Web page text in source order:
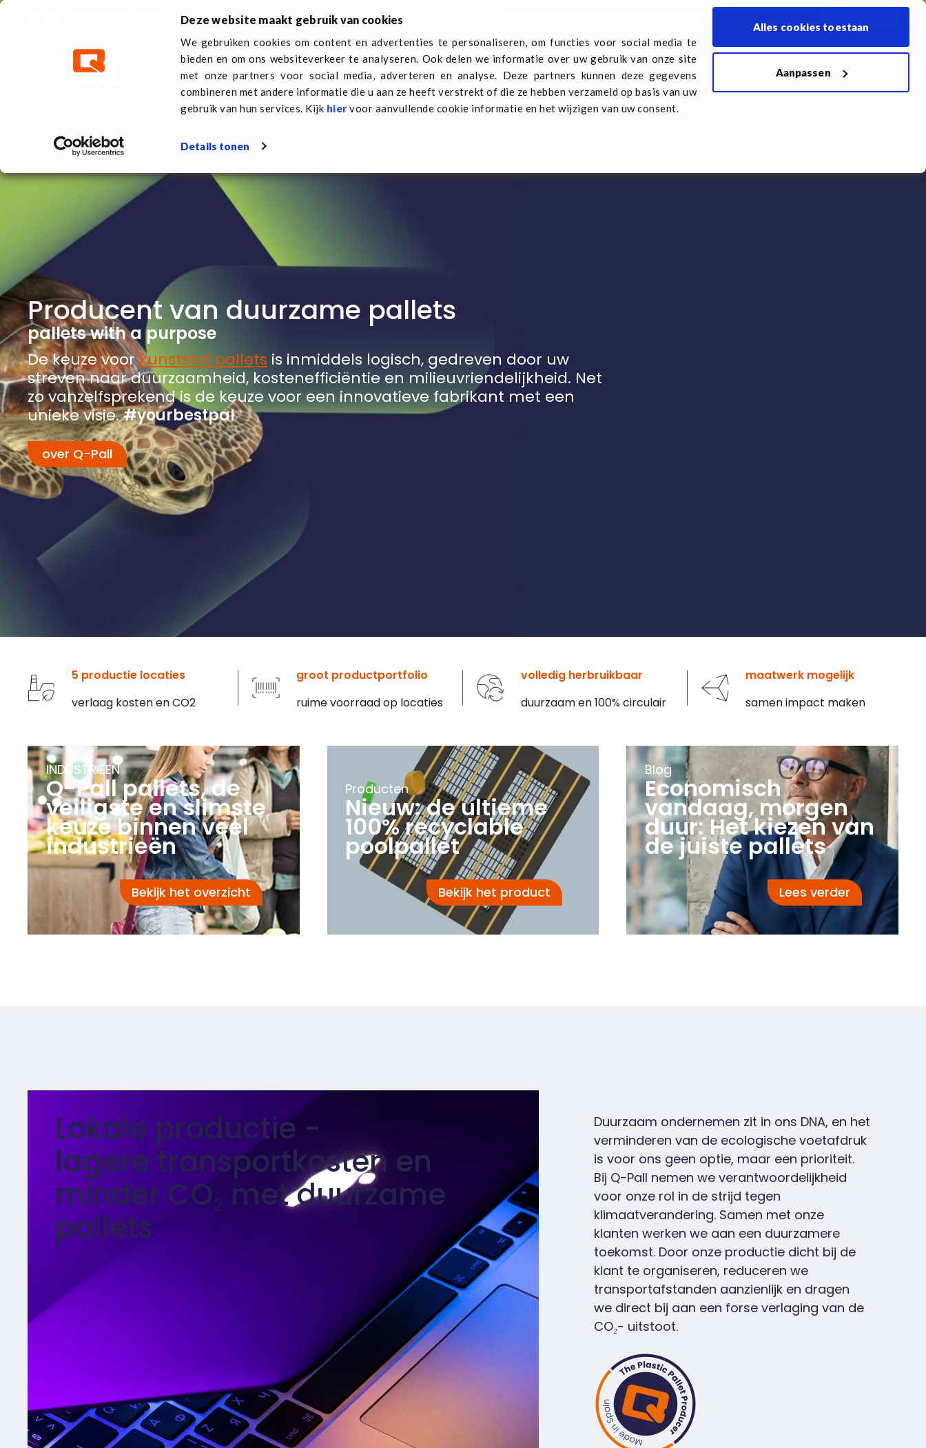
Deze website maakt gebruik van cookies
We gebruiken cookies om content en advertenties te personaliseren, om functies voor social media te
bieden en om ons websiteverkeer te analyseren. Ook delen we informatie over uw gebruik van onze site
met onze partners voor social media, adverteren en analyse. Deze partners kunnen deze gegevens
combineren met andere informatie die u aan ze heeft verstrekt of die ze hebben verzameld op basis van uw
gebruik van hun services. Kijk hiervoor aanvullende cookie informatie en het wijzigen van uw consent.
Details tonen
Alles cookies toestaan
Aanpassen
Kunststof palletsOver Q-PallSectorenNieuwsContactTransport aanmeldenVacatures Offerte
Producent van duurzame pallets
pallets with a purpose
De keuze voorkunststof pallets is inmiddels logisch, gedreven door uw
streven naar duurzaamheid, kostenefficiëntie en milieuvriendelijkheid. Net
zo vanzelfsprekend is de keuze voor een innovatieve fabrikant met een
unieke visie.#yourbestpal
over Q-Pall
5 productie locaties
verlaag kosten en CO2
groot productportfolio
ruime voorraad op locaties
volledig herbruikbaar
duurzaam en 100% circulair
maatwerk mogelijk
samen impact maken
INDUSTRIEEN
Q-Pall pallets, de
veiligste en slimste
keuze binnen veel
industrieën
Bekijk het overzicht
Producten
Nieuw: de ultieme
100% recyclable
poolpallet
Bekijk het product
Blog
Economisch
vandaag, morgen
duur: Het kiezen van
de juiste pallets
Lees verder
Lokale productie -
lagere transportkosten en
minder CO₂ met duurzame
pallets
Duurzaam ondernemen zit in ons DNA, en het
verminderen van de ecologische voetafdruk
is voor ons geen optie, maar een prioriteit.
Bij Q-Pall nemen we verantwoordelijkheid
voor onze rol in de strijd tegen
klimaatverandering. Samen met onze
klanten werken we aan een duurzamere
toekomst. Door onze productie dicht bij de
klant te organiseren, reduceren we
transportafstanden aanzienlijk en dragen
we direct bij aan een forse verlaging van de
CO₂- uitstoot.